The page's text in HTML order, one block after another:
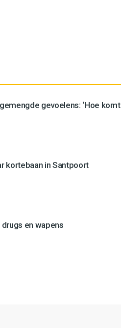
gevoelens: ‘Hoe komt
kortebaan in Santpoort
en wapens